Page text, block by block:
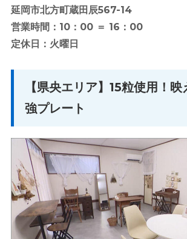
延岡市北方町蔵田辰567-14
営業時間：10：00 ＝ 16：00
定休日：火曜日
【県央エリア】15粒使用！
強プレート